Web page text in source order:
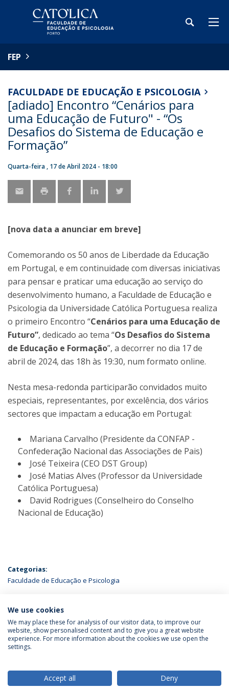
FEP
FACULDADE DE EDUCAÇÃO E PSICOLOGIA
[adiado] Encontro “Cenários para
uma Educação de Futuro" - “Os
Desafios do Sistema de Educação e
Formação”
Quarta-feira , 17 de Abril 2024 - 18:00
[nova data a anunciar em breve]
Comemorando os 50 anos de Liberdade da Educação
em Portugal, e em continuidade com diversas iniciativas
para pensar e praticar uma educação ao serviço do
desenvolvimento humano, a Faculdade de Educação e
Psicologia da Universidade Católica Portuguesa realiza
o primeiro Encontro “Cenários para uma Educação de
Futuro”, dedicado ao tema “Os Desafios do Sistema
de Educação e Formação”, a decorrer no dia 17 de
abril de 2024, das 18h às 19:30, num formato online.
Nesta mesa-redonda participarão convidados muito
especiais, representantes, por excelência, dos vários
sectores que impactam a educação em Portugal:
Mariana Carvalho (Presidente da CONFAP -
Confederação Nacional das Associações de Pais)
José Teixeira (CEO DST Group)
José Matias Alves (Professor da Universidade
Católica Portuguesa)
David Rodrigues (Conselheiro do Conselho
Nacional de Educação)
Categorias:
Faculdade de Educação e Psicologia
ÚLTIMAS NOTÍCIAS
Política de Privacidade
Termos & Condições
We use cookies
We may place these for analysis of our visitor data, to improve our
website, show personalised content and to give you a great website
experience. For more information about the cookies we use open the
settings.
Accept all Deny